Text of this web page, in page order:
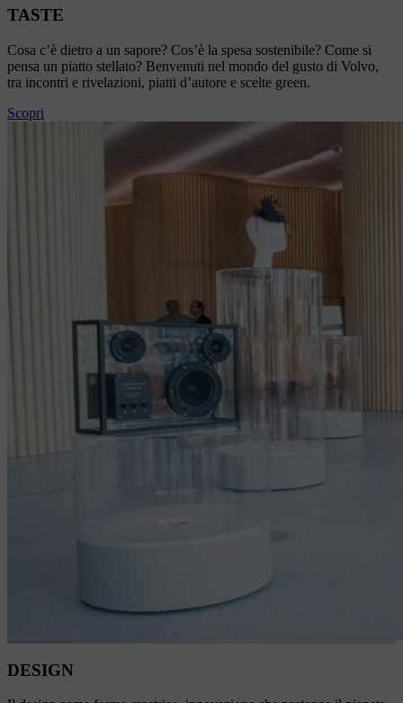
TASTE
Cosa c’è dietro a un sapore? Cos’è la spesa sostenibile? Come si
pensa un piatto stellato? Benvenuti nel mondo del gusto di Volvo,
tra incontri e rivelazioni, piatti d’autore e scelte green.
Scopri
DESIGN